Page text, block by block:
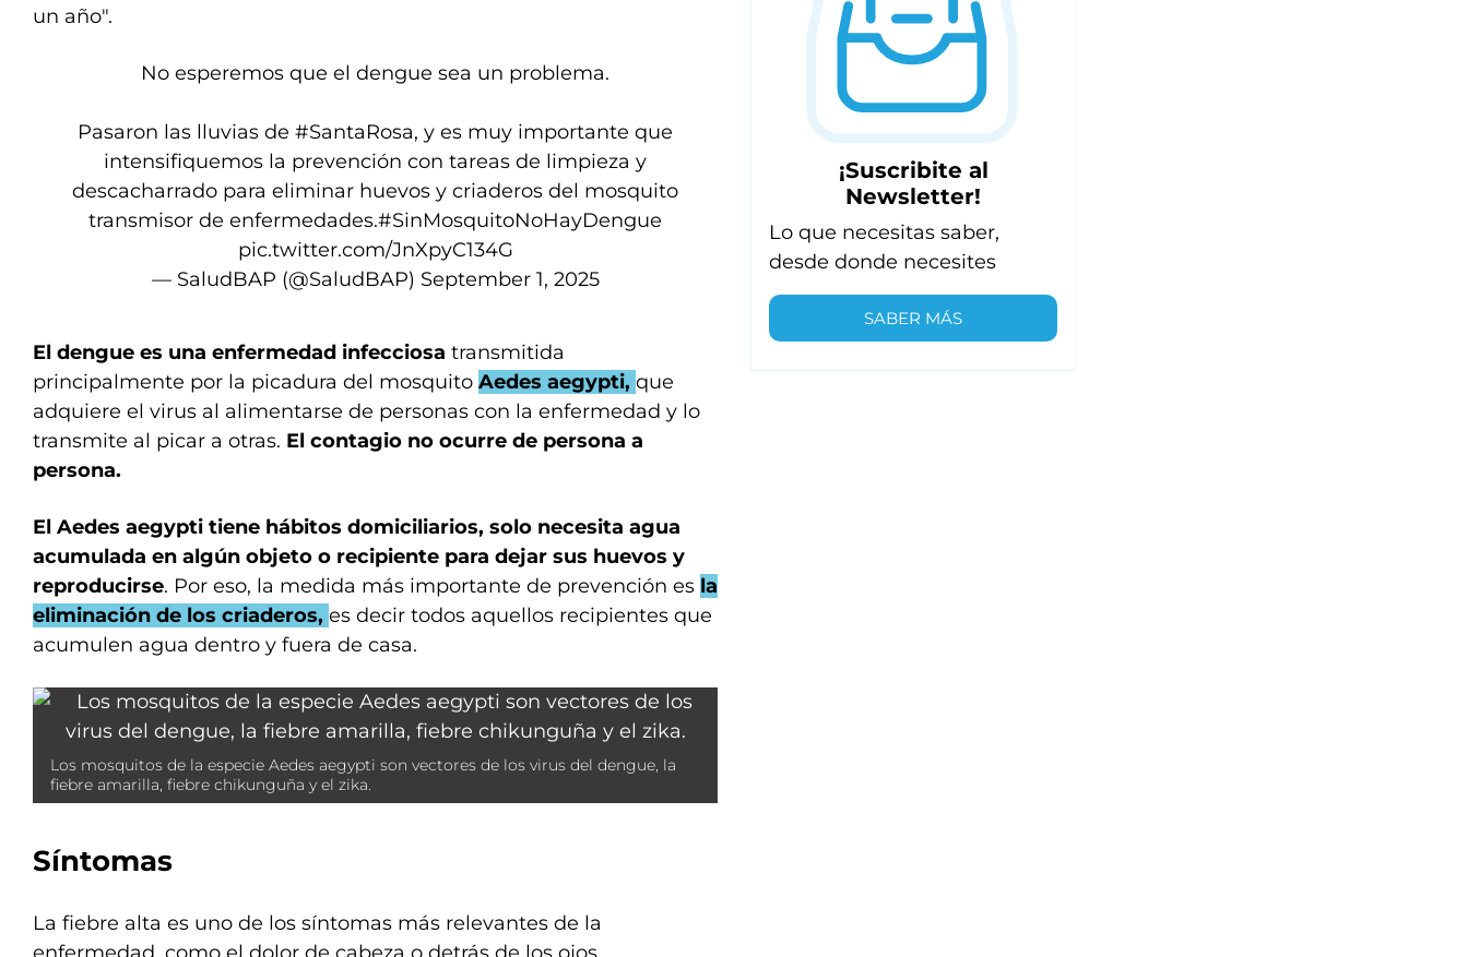
un año".
No esperemos que el dengue sea un problema.
Pasaron las lluvias de #SantaRosa, y es muy importante que
intensifiquemos la prevención con tareas de limpieza y
descacharrado para eliminar huevos y criaderos del mosquito
transmisor de enfermedades.#SinMosquitoNoHayDengue
pic.twitter.com/JnXpyC134G
— SaludBAP (@SaludBAP) September 1, 2025
El dengue es una enfermedad infecciosa transmitida
principalmente por la picadura del mosquito Aedes aegypti, que
adquiere el virus al alimentarse de personas con la enfermedad y lo
transmite al picar a otras. El contagio no ocurre de persona a
persona.
El Aedes aegypti tiene hábitos domiciliarios, solo necesita agua
acumulada en algún objeto o recipiente para dejar sus huevos y
reproducirse. Por eso, la medida más importante de prevención es la
eliminación de los criaderos, es decir todos aquellos recipientes que
acumulen agua dentro y fuera de casa.
Los mosquitos de la especie Aedes aegypti son vectores de los virus del dengue, la
fiebre amarilla, fiebre chikunguña y el zika.
Síntomas
La fiebre alta es uno de los síntomas más relevantes de la
¡Suscribite al
Newsletter!
Lo que necesitas saber,
desde donde necesites
SABER MÁS